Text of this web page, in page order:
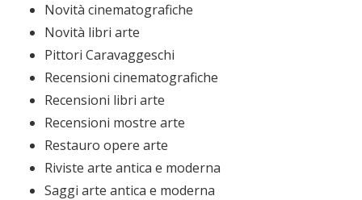
Novità cinematografiche
Novità libri arte
Pittori Caravaggeschi
Recensioni cinematografiche
Recensioni libri arte
Recensioni mostre arte
Restauro opere arte
Riviste arte antica e moderna
Saggi arte antica e moderna